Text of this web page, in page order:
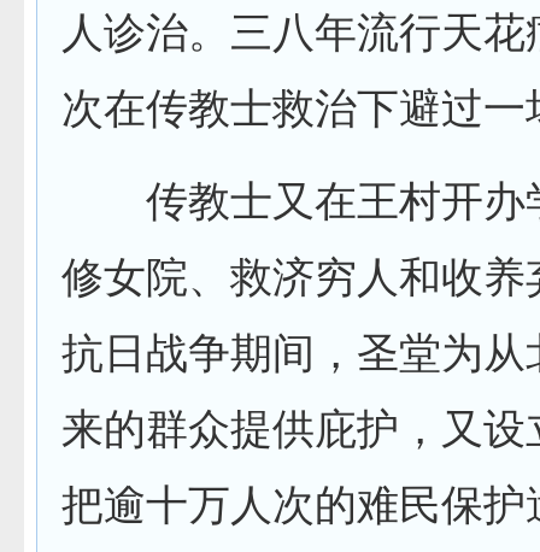
人诊治。三八年流行天
次在传教士救治下避过一
传教士又在王村开办
修女院、救济穷人和收养
抗日战争期间，圣堂为从
来的群众提供庇护，又设
把逾十万人次的难民保护